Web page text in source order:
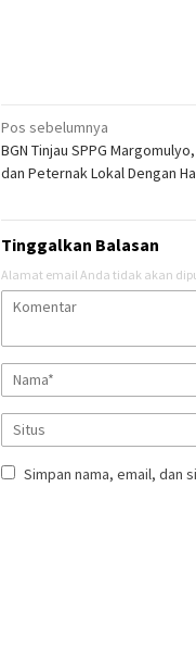
Navigasi
pos
Pos sebelumnya
BGN Tinjau SPPG
dan Peternak Lokal Dengan
Tinggalkan Balasan
Alamat email Anda tidak akan
Simpan nama, email, dan